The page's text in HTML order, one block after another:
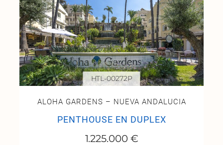
ALOHA GARDENS – NUEVA ANDALUCIA
PENTHOUSE EN DUPLEX
1.225.000 €
HTL-00272P